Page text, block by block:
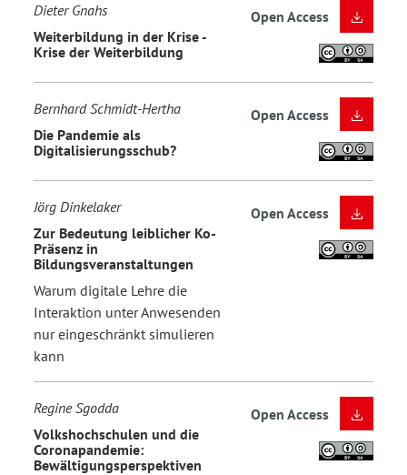
Dieter Gnahs
Weiterbildung in der Krise -
Krise der Weiterbildung
Open Access
Bernhard Schmidt-Hertha
Die Pandemie als
Digitalisierungsschub?
Open Access
Jörg Dinkelaker
Zur Bedeutung leiblicher Ko-
Präsenz in
Bildungsveranstaltungen
Warum digitale Lehre die
Interaktion unter Anwesenden
nur eingeschränkt simulieren
kann
Open Access
Regine Sgodda
Volkshochschulen und die
Coronapandemie:
Bewältigungsperspektiven
Open Access